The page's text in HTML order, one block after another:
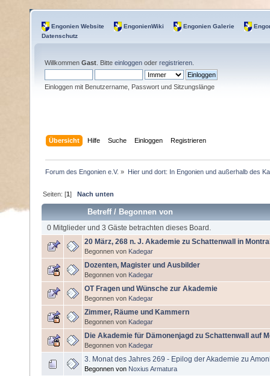
Engonien Website EngonienWiki Engonien Galerie
Datenschutz
Willkommen Gast . Bitte einloggen oder registrieren
Einloggen mit Benutzername, Passwort und Sitzungslänge
Übersicht Hilfe Suche Einloggen Registrieren
Forum des Engonien e.V. » Hier und dort: In Engonien und außerhalb des
Seiten: [1]Nach unten
Betreff/Begonnen von
0 Mitglieder und 3 Gäste betrachten dieses Board.
20 März, 268 n. J. Akademie zu Schattenwall in
Begonnen von Kadegar
Dozenten, Magister und Ausbilder
Begonnen von Kadegar
OT Fragen und Wünsche zur Akademie
Begonnen von Kadegar
Zimmer, Räume und Kammern
Begonnen von Kadegar
Die Akademie für Dämonenjagd zu Schattenwall auf
Begonnen von Kadegar
3. Monat des Jahres 269 - Epilog der Akademie zu
Begonnen von Noxius Armatura